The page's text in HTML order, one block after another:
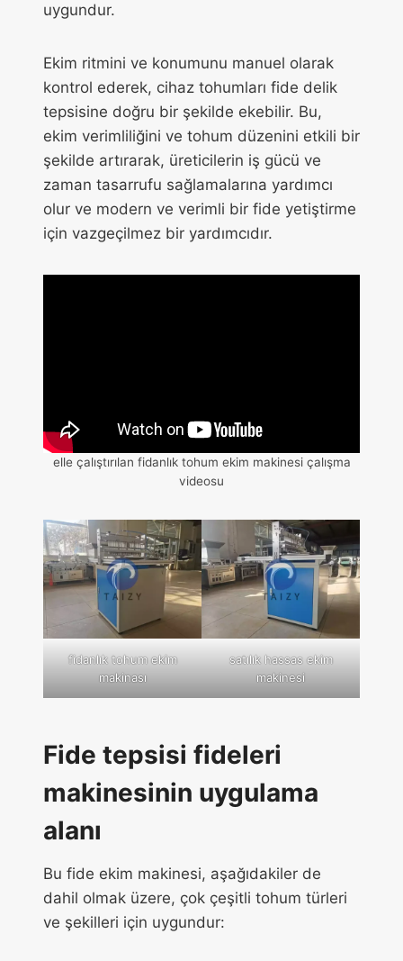
uygundur.
Ekim ritmini ve konumunu manuel olarak
kontrol ederek, cihaz tohumları fide delik
tepsisine doğru bir şekilde ekebilir. Bu,
ekim verimliliğini ve tohum düzenini etkili bir
şekilde artırarak, üreticilerin iş gücü ve
zaman tasarrufu sağlamalarına yardımcı
olur ve modern ve verimli bir fide yetiştirme
için vazgeçilmez bir yardımcıdır.
elle çalıştırılan fidanlık tohum ekim makinesi çalışma
videosu
fidanlık tohum ekim
makinası
satılık hassas ekim
makinesi
Fide tepsisi fideleri
makinesinin uygulama
alanı
Bu fide ekim makinesi, aşağıdakiler de
dahil olmak üzere, çok çeşitli tohum türleri
ve şekilleri için uygundur: